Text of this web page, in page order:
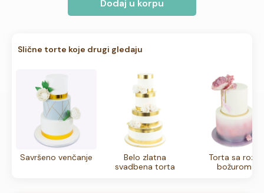
Dodaj u korpu
Slične torte koje drugi gledaju
Savršeno venčanje
Belo zlatna
svadbena torta
Torta sa roze
božurom